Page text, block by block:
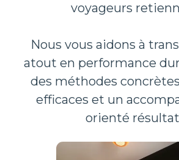
voyageurs
Nous vous aidons à
atout en performance
des méthodes
efficaces et un
orienté